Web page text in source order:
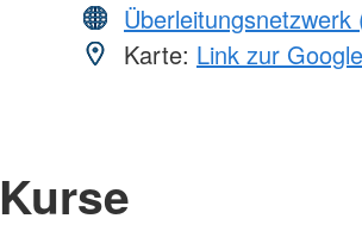
Überleitungsnetzwerk
Karte: Link zur
Kurse